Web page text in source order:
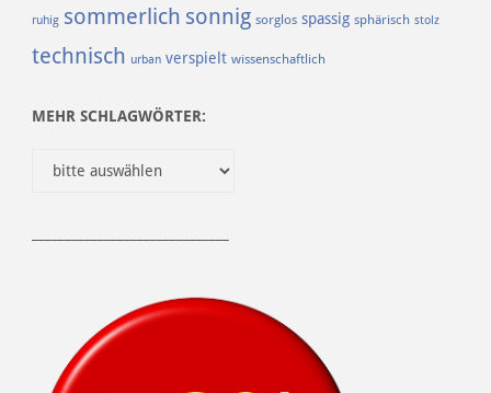
ruhig sommerlich sonnig sorglos spassig sphärisch stolz
technisch urban verspielt wissenschaftlich
MEHR SCHLAGWÖRTER: